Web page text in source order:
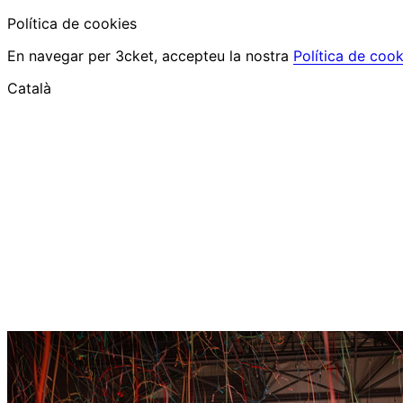
Política de cookies
En navegar per 3cket, accepteu la nostra Política de
Català